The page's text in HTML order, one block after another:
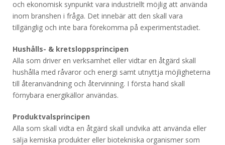
och ekonomisk synpunkt vara industriellt möjlig att använda
inom branshen i fråga. Det innebär att den skall vara
tillgänglig och inte bara förekomma på experimentstadiet.
Hushålls- & kretsloppsprincipen
Alla som driver en verksamhet eller vidtar en åtgärd skall
hushålla med råvaror och energi samt utnyttja möjligheterna
till återanvändning och återvinning. I första hand skall
förnybara energikällor användas.
Produktvalsprincipen
Alla som skall vidta en åtgärd skall undvika att använda eller
sälja kemiska produkter eller biotekniska organismer som